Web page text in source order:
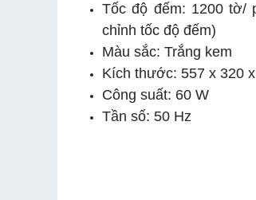
Tốc độ đếm: 1200 tờ/
chỉnh tốc độ đếm)
Màu sắc: Trắng kem
Kích thước: 557 x 320
Công suất: 60 W
Tần số: 50 Hz